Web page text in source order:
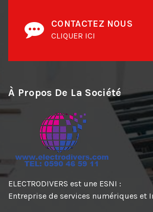
CONTACTEZ NOUS
CLIQUER ICI
À Propos De La Société
ELECTRODIVERS est une ESNI :
Entreprise de services numériques et